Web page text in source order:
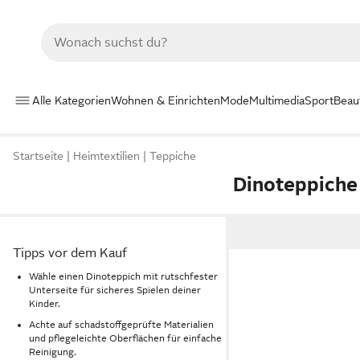
Alle KategorienWohnen & EinrichtenModeMultimediaSport
Startseite Heimtextilien Teppiche
Dinoteppiche
Tipps vor dem Kauf
Wähle einen Dinoteppich mit rutschfester
Unterseite für sicheres Spielen deiner
Kinder.
Achte auf schadstoffgeprüfte Materialien
und pflegeleichte Oberflächen für einfache
Reinigung.